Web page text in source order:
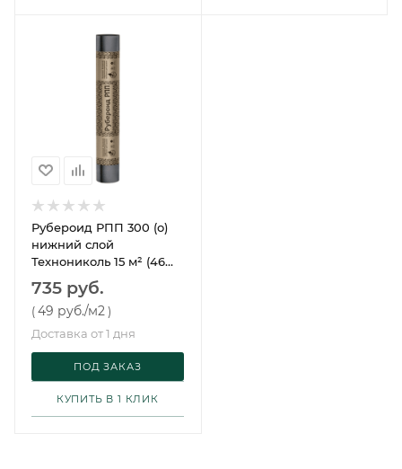
Рубероид РПП 300 (о)
нижний слой
Технониколь 15 м² (46
735 руб.
(49 руб./м2 )
Доставка от 1 дня
ПОД ЗАКАЗ
КУПИТЬ В 1 КЛИК